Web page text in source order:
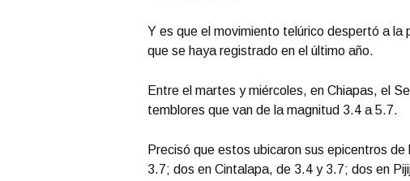
Y es que el movimiento telúrico despertó a la
que se haya registrado en el último año.
Entre el martes y miércoles, en Chiapas, el
temblores que van de la magnitud 3.4 a 5.7.
Precisó que estos ubicaron sus epicentros
3.7; dos en Cintalapa, de 3.4 y 3.7; dos en